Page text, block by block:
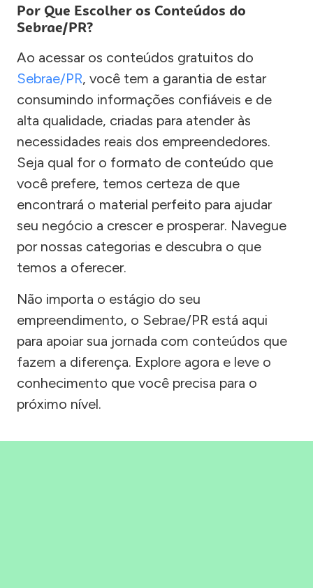
Por Que Escolher os Conteúdos do
Sebrae/PR?
Ao acessar os conteúdos gratuitos do
Sebrae/PR, você tem a garantia de estar
consumindo informações confiáveis e de
alta qualidade, criadas para atender às
necessidades reais dos empreendedores.
Seja qual for o formato de conteúdo que
você prefere, temos certeza de que
encontrará o material perfeito para ajudar
seu negócio a crescer e prosperar. Navegue
por nossas categorias e descubra o que
temos a oferecer.
Não importa o estágio do seu
empreendimento, o Sebrae/PR está aqui
para apoiar sua jornada com conteúdos que
fazem a diferença. Explore agora e leve o
conhecimento que você precisa para o
próximo nível.